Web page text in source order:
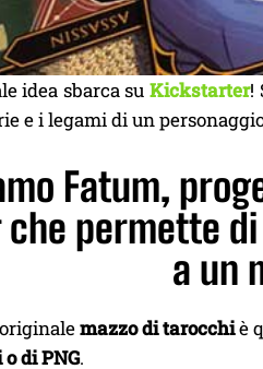
idea sbarca su Kickstarter!
e i legami di un
Fatum,
permette
a un
originalemazzo di tarocchiè
di PNG.